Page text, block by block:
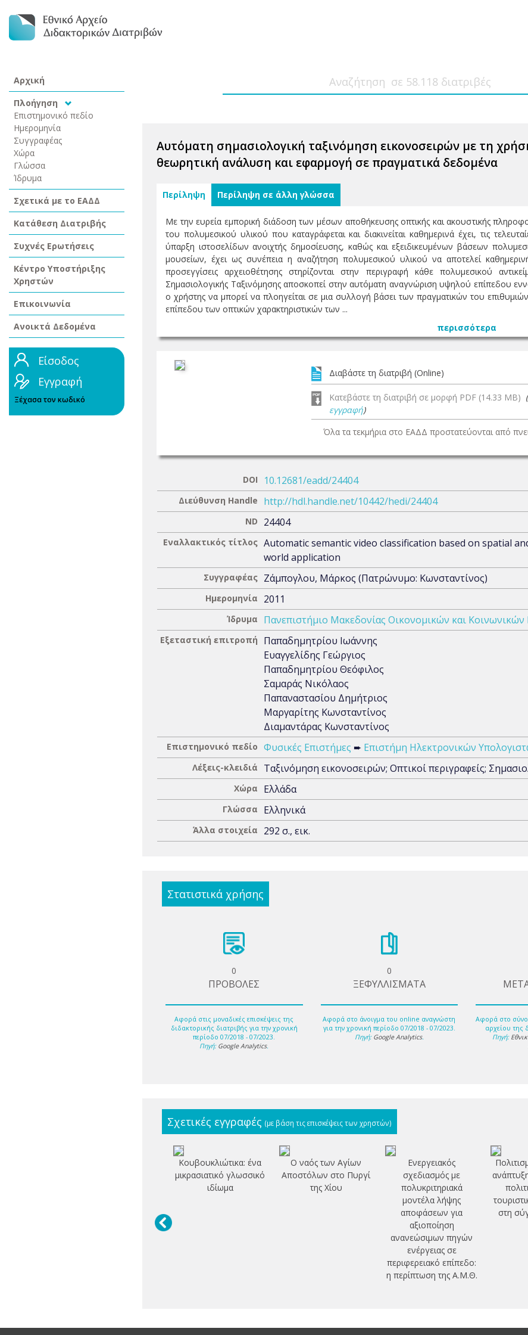
Αρχική
Πλοήγηση
Επιστημονικό πεδίο
Ημερομηνία
Συγγραφέας
Χώρα
Γλώσσα
Ίδρυμα
Σχετικά με το ΕΑΔΔ
Κατάθεση Διατριβής
Συχνές Ερωτήσεις
Κέντρο Υποστήριξης
Χρηστών
Επικοινωνία
Ανοικτά Δεδομένα
Είσοδος
Εγγραφή
Ξέχασα τον κωδικό
Αυτόματη σημασιολογική ταξινόμηση εικονοσειρών με τη
θεωρητική ανάλυση και εφαρμογή σε πραγματικά δεδομένα
Περίληψη Περίληψη σε άλλη γλώσσα
Με την ευρεία εμπορική διάδοση των μέσων αποθήκευσης οπτικής και ακουστικής
του πολυμεσικού υλικού που καταγράφεται και διακινείται καθημερινά έχει, τις
ύπαρξη ιστοσελίδων ανοιχτής δημοσίευσης, καθώς και εξειδικευμένων βάσεων
μουσείων, έχει ως συνέπεια η αναζήτηση πολυμεσικού υλικού να αποτελεί
προσεγγίσεις αρχειοθέτησης στηρίζονται στην περιγραφή κάθε πολυμεσικού
Σημασιολογικής Ταξινόμησης αποσκοπεί στην αυτόματη αναγνώριση υψηλού επίπεδου
ο χρήστης να μπορεί να πλοηγείται σε μια συλλογή βάσει των πραγματικών του
επίπεδου των οπτικών χαρακτηριστικών των ...
περισσότερα
Διαβάστε τη διατριβή (Online)
Κατεβάστε τη διατριβή σε μορφή PDF (14.33 MB)
εγγραφή)
Όλα τα τεκμήρια στο ΕΑΔΔ προστατεύονται από
DOI 10.12681/eadd/24404
Διεύθυνση Handle http://hdl.handle.net/10442/hedi/24404
ND 24404
Εναλλακτικός τίτλος Automatic semantic video classification based on spatial
world application
Συγγραφέας Ζάμπογλου, Μάρκος (Πατρώνυμο: Κωνσταντίνος)
Ημερομηνία 2011
Ίδρυμα Πανεπιστήμιο Μακεδονίας Οικονομικών και
Εξεταστική επιτροπή
Παπαδημητρίου Ιωάννης
Ευαγγελίδης Γεώργιος
Παπαδημητρίου Θεόφιλος
Σαμαράς Νικόλαος
Παπαναστασίου Δημήτριος
Μαργαρίτης Κωνσταντίνος
Διαμαντάρας Κωνσταντίνος
Επιστημονικό πεδίο Φυσικές Επιστήμες ➨ Επιστήμη Ηλεκτρονικών
Λέξεις-κλειδιά Ταξινόμηση εικονοσειρών; Οπτικοί περιγραφείς;
Χώρα Ελλάδα
Γλώσσα Ελληνικά
Άλλα στοιχεία 292 σ., εικ.
Στατιστικά χρήσης
0
ΠΡΟΒΟΛΕΣ
Αφορά στις μοναδικές επισκέψεις της
διδακτορικής διατριβής για την χρονική
περίοδο 07/2018 - 07/2023.
Πηγή: Google Analytics.
0
ΞΕΦΥΛΛΙΣΜΑΤΑ
Αφορά στο άνοιγμα του online αναγνώστη
για την χρονική περίοδο 07/2018 - 07/2023.
Πηγή: Google Analytics.
Αφορά στο
αρχείου της
Πηγή:
Σχετικές εγγραφές (με βάση τις επισκέψεις των χρηστών)
Κουβουκλιώτικα: ένα
μικρασιατικό γλωσσικό
ιδίωμα
Ο ναός των Αγίων
Αποστόλων στο Πυργί
της Χίου
Ενεργειακός
σχεδιασμός με
πολυκριτηριακά
μοντέλα λήψης
αποφάσεων για
αξιοποίηση
ανανεώσιμων πηγών
ενέργειας σε
περιφερειακό επίπεδο:
η περίπτωση της Α.Μ.Θ.
στη